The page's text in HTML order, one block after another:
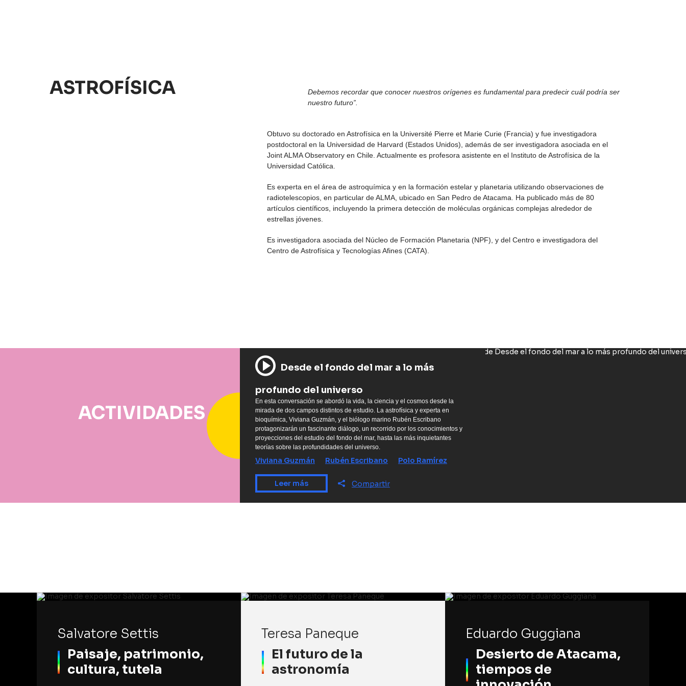
ASTROFÍSICA
Debemos recordar que conocer nuestros orígenes es fundamental para predecir cuál podría ser
nuestro futuro”.
Obtuvo su doctorado en Astrofísica en la Université Pierre et Marie Curie (Francia) y fue investigadora
postdoctoral en la Universidad de Harvard (Estados Unidos), además de ser investigadora asociada en el
Joint ALMA Observatory en Chile. Actualmente es profesora asistente en el Instituto de Astrofísica de la
Universidad Católica.
Es experta en el área de astroquímica y en la formación estelar y planetaria utilizando observaciones de
radiotelescopios, en particular de ALMA, ubicado en San Pedro de Atacama. Ha publicado más de 80
artículos científicos, incluyendo la primera detección de moléculas orgánicas complejas alrededor de
estrellas jóvenes.
Es investigadora asociada del Núcleo de Formación Planetaria (NPF), y del Centro e investigadora del
Centro de Astrofísica y Tecnologías Afines (CATA).
ACTIVIDADES
Desde el fondo del mar a lo más
profundo del universo
En esta conversación se abordó la vida, la ciencia y el cosmos desde la
mirada de dos campos distintos de estudio. La astrofísica y experta en
bioquímica, Viviana Guzmán, y el biólogo marino Rubén Escribano
protagonizarán un fascinante diálogo, un recorrido por los conocimientos y
proyecciones del estudio del fondo del mar, hasta las más inquietantes
teorías sobre las profundidades del universo.
Viviana Guzmán Rubén Escribano Polo Ramírez
Leer más Compartir
Salvatore Settis
Paisaje, patrimonio,
cultura, tutela
Teresa Paneque
El futuro de la
astronomía
Eduardo Guggiana
Desierto de Atacama,
tiempos de